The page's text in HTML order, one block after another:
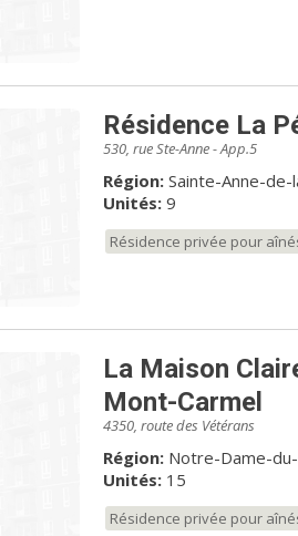
Résidence La
530, rue Ste-Anne - App.5
Région: Sainte-Anne-
Unités:9
Résidence privée pour
La Maison
Mont-Carmel
4350, route des Vétérans
Région: Notre-Dame-
Unités:15
Résidence privée pour